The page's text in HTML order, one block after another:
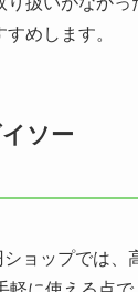
めします。
ソー
ョップでは